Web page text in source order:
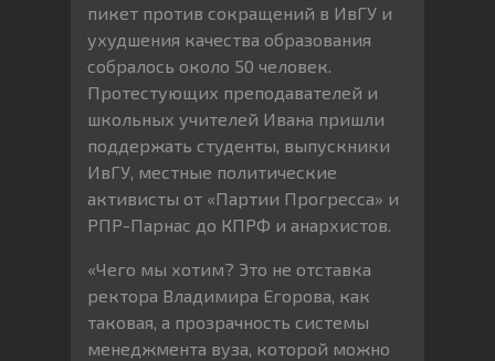
пикет против сокращений в ИвГУ и
ухудшения качества образования
собралось около 50 человек.
Протестующих преподавателей и
школьных учителей Ивана пришли
поддержать студенты, выпускники
ИвГУ, местные политические
активисты от «Партии Прогресса» и
РПР-Парнас до КПРФ и анархистов.
«Чего мы хотим? Это не отставка
ректора Владимира Егорова, как
таковая, а прозрачность системы
менеджмента вуза, которой можно